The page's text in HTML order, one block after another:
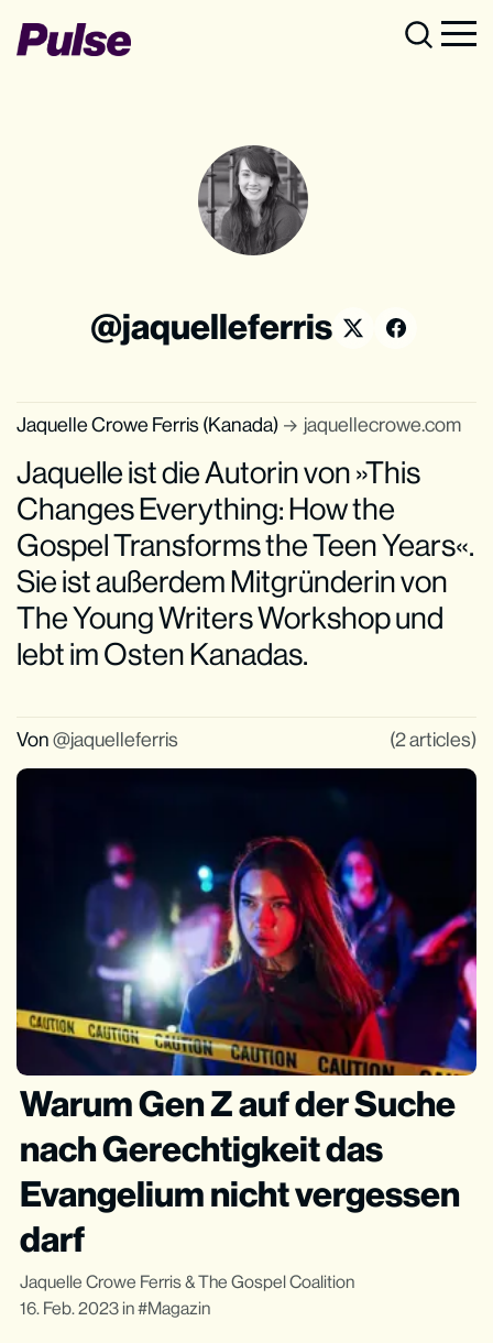
jaquelleferris
Jaquelle Crowe Ferris (Kanada) jaquellecrowe.com
Jaquelle ist die Autorin von »This
Changes Everything: How the
Gospel Transforms the Teen Years«.
Sie ist außerdem Mitgründerin von
The Young Writers Workshop und
lebt im Osten Kanadas.
Von jaquelleferris (2 articles)
Warum Gen Z auf der Suche
nach Gerechtigkeit das
Evangelium nicht vergessen
darf
Jaquelle Crowe Ferris&The Gospel Coalition
16. Feb. 2023 in Magazin